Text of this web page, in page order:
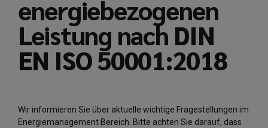
energiebezogenen
Leistung nach DIN
EN ISO 50001:2018
Wir informieren Sie über aktuelle wichtige Fragestellungen im
Energiemanagement Bereich. Bitte achten Sie darauf, dass